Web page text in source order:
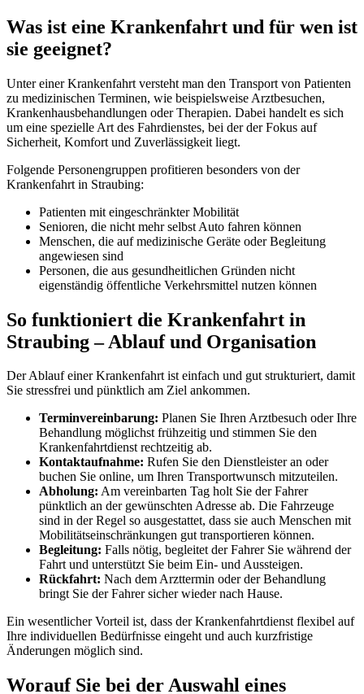
Was ist eine Krankenfahrt und für wen ist
sie geeignet?
Unter einer Krankenfahrt versteht man den Transport von Patienten
zu medizinischen Terminen, wie beispielsweise Arztbesuchen,
Krankenhausbehandlungen oder Therapien. Dabei handelt es sich
um eine spezielle Art des Fahrdienstes, bei der der Fokus auf
Sicherheit, Komfort und Zuverlässigkeit liegt.
Folgende Personengruppen profitieren besonders von der
Krankenfahrt in Straubing:
Patienten mit eingeschränkter Mobilität
Senioren, die nicht mehr selbst Auto fahren können
Menschen, die auf medizinische Geräte oder Begleitung
angewiesen sind
Personen, die aus gesundheitlichen Gründen nicht
eigenständig öffentliche Verkehrsmittel nutzen können
So funktioniert die Krankenfahrt in
Straubing – Ablauf und Organisation
Der Ablauf einer Krankenfahrt ist einfach und gut strukturiert, damit
Sie stressfrei und pünktlich am Ziel ankommen.
Terminvereinbarung: Planen Sie Ihren Arztbesuch oder Ihre
Behandlung möglichst frühzeitig und stimmen Sie den
Krankenfahrtdienst rechtzeitig ab.
Kontaktaufnahme: Rufen Sie den Dienstleister an oder
buchen Sie online, um Ihren Transportwunsch mitzuteilen.
Abholung: Am vereinbarten Tag holt Sie der Fahrer
pünktlich an der gewünschten Adresse ab. Die Fahrzeuge
sind in der Regel so ausgestattet, dass sie auch Menschen mit
Mobilitätseinschränkungen gut transportieren können.
Begleitung: Falls nötig, begleitet der Fahrer Sie während der
Fahrt und unterstützt Sie beim Ein- und Aussteigen.
Rückfahrt: Nach dem Arzttermin oder der Behandlung
bringt Sie der Fahrer sicher wieder nach Hause.
Ein wesentlicher Vorteil ist, dass der Krankenfahrtdienst flexibel auf
Ihre individuellen Bedürfnisse eingeht und auch kurzfristige
Änderungen möglich sind.
Worauf Sie bei der Auswahl eines